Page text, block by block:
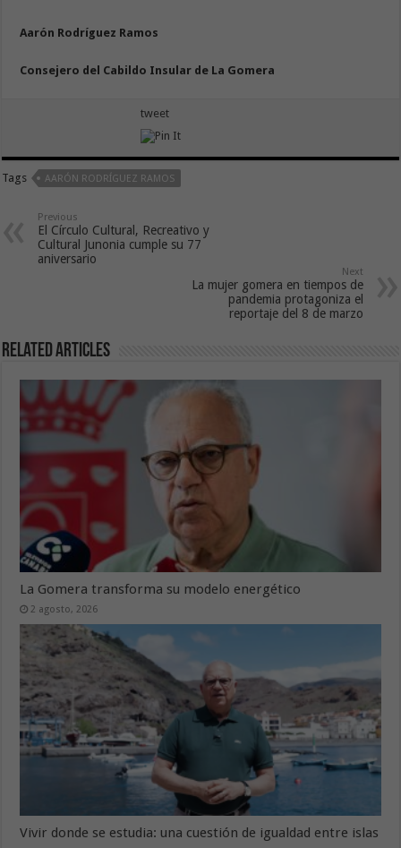
Aarón Rodríguez Ramos
Consejero del Cabildo Insular de La Gomera
tweet
Tags AARÓN RODRÍGUEZ RAMOS
Previous
El Círculo Cultural, Recreativo y
Cultural Junonia cumple su 77
aniversario
Next
La mujer gomera en tiempos de
pandemia protagoniza el
reportaje del 8 de marzo
Related Articles
La Gomera transforma su modelo energético
2 agosto, 2026
Vivir donde se estudia: una cuestión de igualdad entre islas